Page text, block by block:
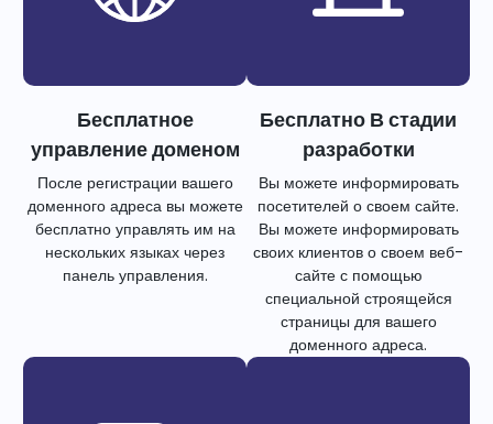
Бесплатное
управление доменом
После регистрации вашего
доменного адреса вы можете
бесплатно управлять им на
нескольких языках через
панель управления.
Бесплатно В стадии
разработки
Вы можете информировать
посетителей о своем сайте.
Вы можете информировать
своих клиентов о своем веб-
сайте с помощью
специальной строящейся
страницы для вашего
доменного адреса.